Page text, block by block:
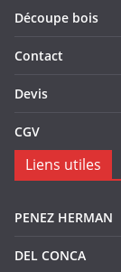
Découpe bois
Contact
Devis
CGV
Liens utiles
PENEZ HERMAN
DEL CONCA